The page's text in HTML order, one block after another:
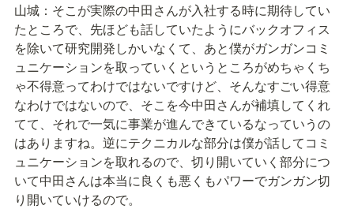
山城：そこが実際の中田さんが入社する時に期待してい
たところで、先ほども話していたようにバックオフィス
を除いて研究開発しかいなくて、あと僕がガンガンコミ
ュニケーションを取っていくというところがめちゃくち
ゃ不得意ってわけではないですけど、そんなすごい得意
なわけではないので、そこを今中田さんが補填してくれ
てて、それで一気に事業が進んできているなっていうの
はありますね。逆にテクニカルな部分は僕が話してコミ
ュニケーションを取れるので、切り開いていく部分につ
いて中田さんは本当に良くも悪くもパワーでガンガン切
り開いていけるので。